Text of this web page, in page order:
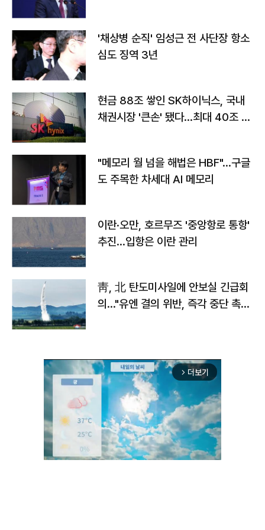
'채상병 순직' 임성근 전 사단장 항소
심도 징역 3년
현금 88조 쌓인 SK하이닉스, 국내
채권시장 '큰손' 됐다…최대 40조 투
"메모리 월 넘을 해법은 HBF"…구글
도 주목한 차세대 AI 메모리
이란·오만, 호르무즈 '중앙항로 통항'
추진…입항은 이란 관리
靑, 北 탄도미사일에 안보실 긴급회
의…"유엔 결의 위반, 즉각 중단 촉
arrow_forward_ios 더보기